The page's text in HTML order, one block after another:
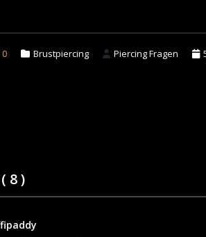
0 Brustpiercing Piercing Fragen
8)